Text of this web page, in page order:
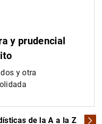
y prudencial
y otra
de la A a la Z